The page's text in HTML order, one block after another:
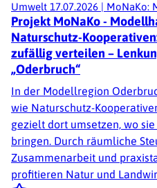
Umwelt 17.07.2026 | MoNaKo:
Projekt MoNaKo -
Naturschutz-
zufällig verteilen –
„Oderbruch“
In der Modellregion
wie Naturschutz-
gezielt dort umsetzen, wo
bringen. Durch räumliche
Zusammenarbeit und
profitieren Natur und